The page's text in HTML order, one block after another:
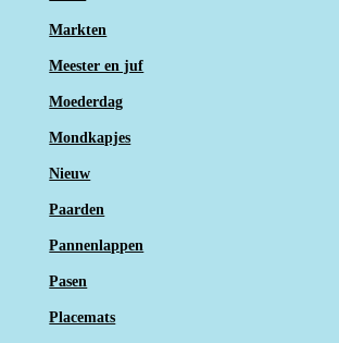
Markten
Meester en juf
Moederdag
Mondkapjes
Nieuw
Paarden
Pannenlappen
Pasen
Placemats